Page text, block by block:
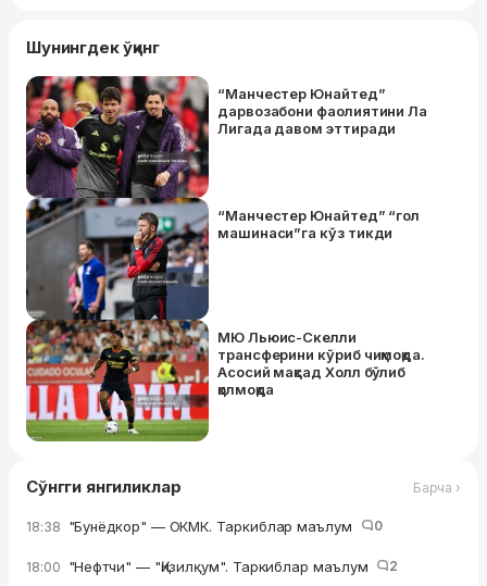
Шунингдек ўқинг
“Манчестер Юнайтед”
дарвозабони фаолиятини Ла
Лигада давом эттиради
“Манчестер Юнайтед” “гол
машинаси”га кўз тикди
МЮ Льюис-Скелли
трансферини кўриб чиқмоқда.
Асосий мақсад Холл бўлиб
қолмоқда
Сўнгги янгиликлар Барча ›
18:38 "Бунёдкор" — ОКМК. Таркиблар маълум 0
18:00 "Нефтчи" — "Қизилқум". Таркиблар маълум 2